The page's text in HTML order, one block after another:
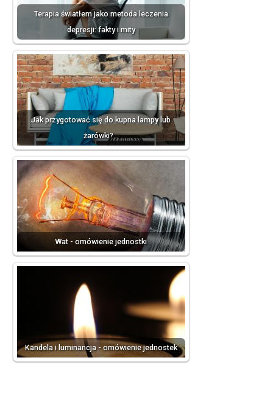
Terapia światłem jako metoda leczenia
depresji: fakty i mity
Jak przygotować się do kupna lampy lub
żarówki?…
Wat - omówienie jednostki
Kandela i luminancja - omówienie jednostek